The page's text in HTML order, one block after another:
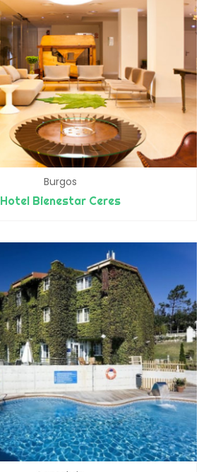
Burgos
Hotel Bienestar Ceres